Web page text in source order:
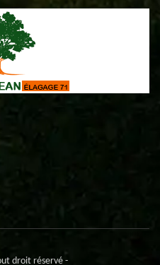
droit réservé -